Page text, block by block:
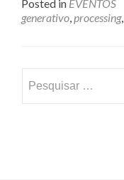
Posted in EVENTOS
generativo,processing,
por: